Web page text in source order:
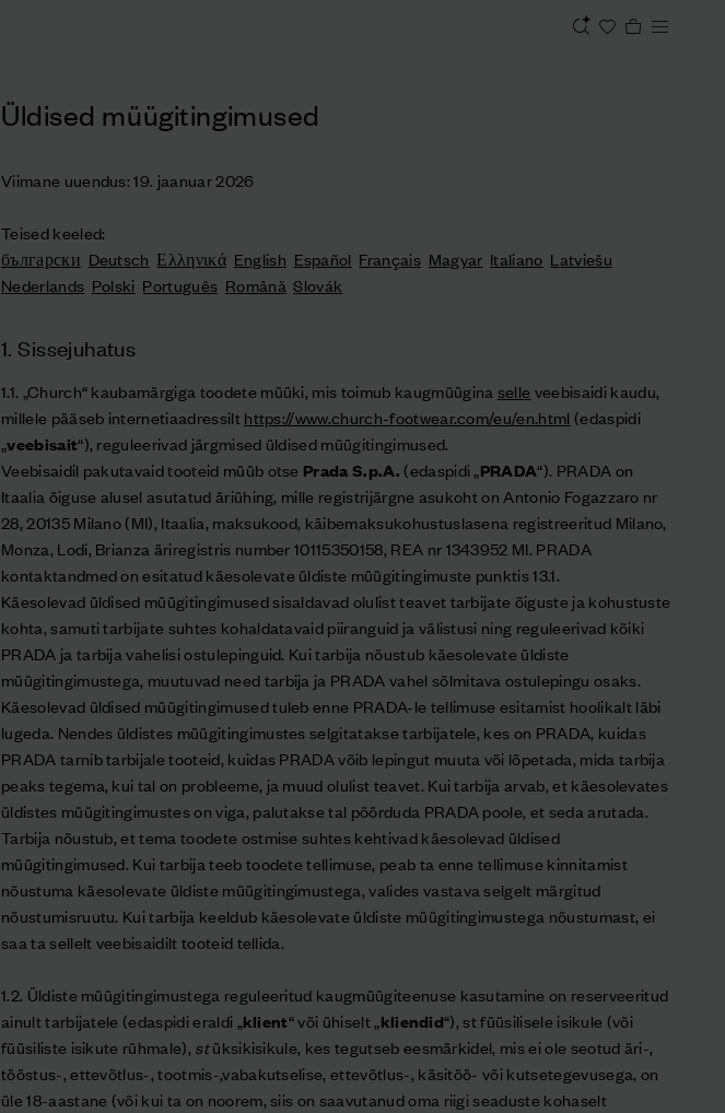
Üldised müügitingimused
Viimane uuendus: 19. jaanuar 2026
Teised keeled:
български Deutsch Ελληνικά English Español Français Magyar Italiano Latviešu
Nederlands Polski Português Română Slovák
1. Sissejuhatus
1.1. „Church“ kaubamärgiga toodete müüki, mis toimub kaugmüügina selle veebisaidi kaudu,
millele pääseb internetiaadressilthttps://www.church-footwear.com/eu/en.html (edaspidi
„veebisait“), reguleerivad järgmised üldised müügitingimused.
Veebisaidil pakutavaid tooteid müüb otse Prada S.p.A. (edaspidi „PRADA“). PRADA on
Itaalia õiguse alusel asutatud äriühing, mille registrijärgne asukoht on Antonio Fogazzaro nr
28, 20135 Milano (MI), Itaalia, maksukood, käibemaksukohustuslasena registreeritud Milano,
Monza, Lodi, Brianza äriregistris number 10115350158, REA nr 1343952 MI. PRADA
kontaktandmed on esitatud käesolevate üldiste müügitingimuste punktis 13.1.
Käesolevad üldised müügitingimused sisaldavad olulist teavet tarbijate õiguste ja kohustuste
kohta, samuti tarbijate suhtes kohaldatavaid piiranguid ja välistusi ning reguleerivad kõiki
PRADA ja tarbija vahelisi ostulepinguid. Kui tarbija nõustub käesolevate üldiste
müügitingimustega, muutuvad need tarbija ja PRADA vahel sõlmitava ostulepingu osaks.
Käesolevad üldised müügitingimused tuleb enne PRADA-le tellimuse esitamist hoolikalt läbi
lugeda. Nendes üldistes müügitingimustes selgitatakse tarbijatele, kes on PRADA, kuidas
PRADA tarnib tarbijale tooteid, kuidas PRADA võib lepingut muuta või lõpetada, mida tarbija
peaks tegema, kui tal on probleeme, ja muud olulist teavet. Kui tarbija arvab, et käesolevates
üldistes müügitingimustes on viga, palutakse tal pöörduda PRADA poole, et seda arutada.
Tarbija nõustub, et tema toodete ostmise suhtes kehtivad käesolevad üldised
müügitingimused. Kui tarbija teeb toodete tellimuse, peab ta enne tellimuse kinnitamist
nõustuma käesolevate üldiste müügitingimustega, valides vastava selgelt märgitud
nõustumisruutu. Kui tarbija keeldub käesolevate üldiste müügitingimustega nõustumast, ei
saa ta sellelt veebisaidilt tooteid tellida.
1.2. Üldiste müügitingimustega reguleeritud kaugmüügiteenuse kasutamine on reserveeritud
ainult tarbijatele (edaspidi eraldi „klient“ või ühiselt „kliendid“), st füüsilisele isikule (või
füüsiliste isikute rühmale), stüksikisikule, kes tegutseb eesmärkidel, mis ei ole seotud äri-,
tööstus-, ettevõtlus-, tootmis-,vabakutselise, ettevõtlus-, käsitöö- või kutsetegevusega, on
üle 18-aastane (või kui ta on noorem, siis on saavutanud oma riigi seaduste kohaselt